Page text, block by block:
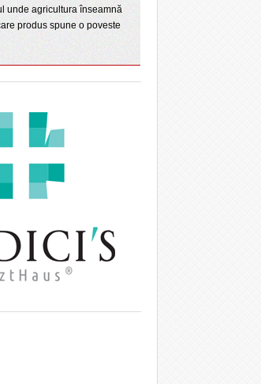
unde agricultura înseamnă
produs spune o poveste